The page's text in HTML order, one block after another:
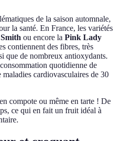
de la saison automnale,
la santé. En France, les variétés
ou encore la Pink Lady
contiennent des fibres, très
que de nombreux antioxydants.
quotidienne de
cardiovasculaires de 30
compote ou même en tarte ! De
ce qui en fait un fruit idéal à